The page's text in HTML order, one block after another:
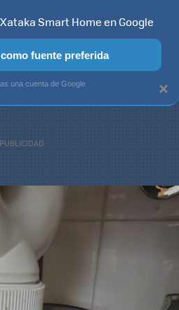
SMART TV SELECCIÓN
×
Smart Home en Google
fuente preferida
una cuenta de Google